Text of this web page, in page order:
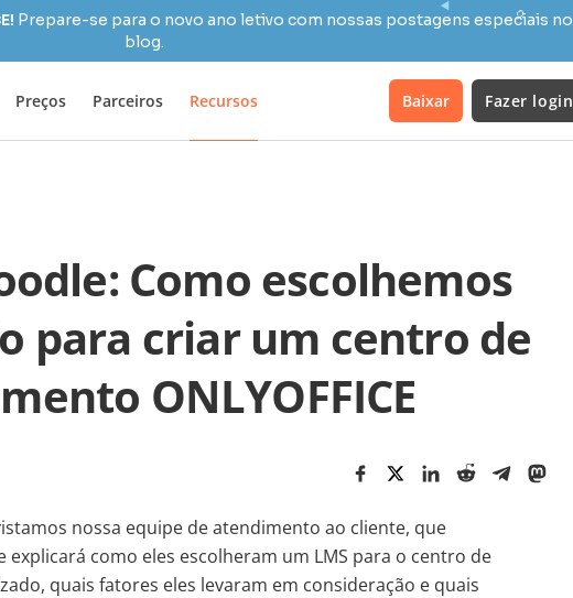
Prepare-se para o novo ano letivo com nossas postagens especiais no
blog.
Preços Parceiros Recursos Baixar Fazer login
Como escolhemos
para criar um centro de
ONLYOFFICE
nossa equipe de atendimento ao cliente, que
como eles escolheram um LMS para o centro de
quais fatores eles levaram em consideração e quais